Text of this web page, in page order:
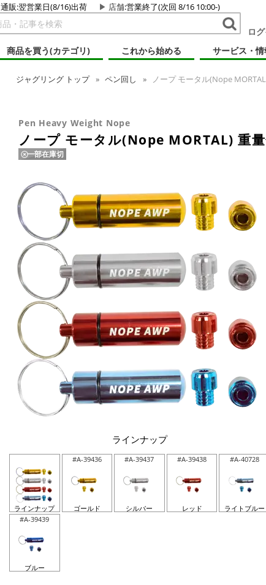
通販:翌営業日(8/16)出荷 店舗:営業終了(次回 8/16 10:00-)
ロ
商品を買う(カテゴリ)
これから始める サービス・情
ジャグリング トップ ペン回し ノープ モータル(Nope
Pen Heavy Weight Nope
ノープ モータル(Nope MORTAL) 重
一部在庫切
ラインナップ
ラインナップ
#A-39436
ゴールド
#A-39437
シルバー
#A-39438
レッド
#A-40728
ライトブルー
#A-39439
ブルー